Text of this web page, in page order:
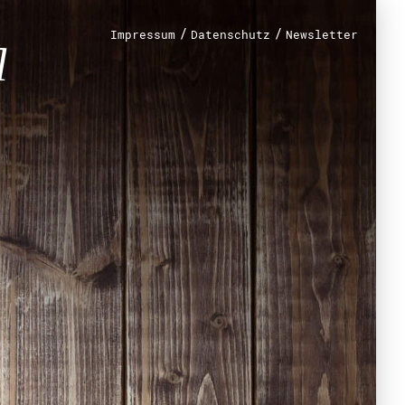
Impressum / Datenschutz / Newsletter